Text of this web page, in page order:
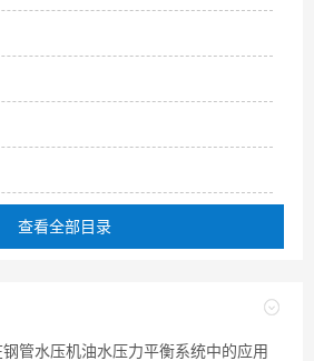
查看全部目录
管水压机油水压力平衡系统中的应用